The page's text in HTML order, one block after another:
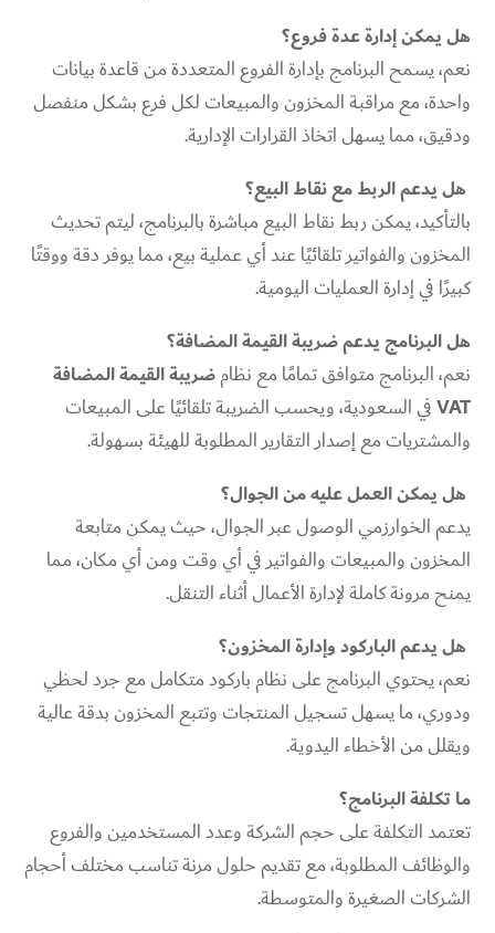
هل يمكن إدارة عدة فروع؟
نعم، يسمح البرنامج بإدارة الفروع المتعددة من قاعدة بيانات
واحدة، مع مراقبة المخزون والمبيعات لكل فرع بشكل منفصل
ودقيق، مما يسهل اتخاذ القرارات الإدارية.
هل يدعم الربط مع نقاط البيع؟
بالتأكيد، يمكن ربط نقاط البيع مباشرة بالبرنامج، ليتم تحديث
المخزون والفواتير تلقائيًا عند أي عملية بيع، مما يوفر دقة ووقتًا
كبيرًا في إدارة العمليات اليومية.
هل البرنامج يدعم ضريبة القيمة المضافة؟
نعم، البرنامج متوافق تمامًا مع نظامضريبة القيمة المضافة
VATفي السعودية، ويحسب الضريبة تلقائيًا على المبيعات
والمشتريات مع إصدار التقارير المطلوبة للهيئة بسهولة.
هل يمكن العمل عليه من الجوال؟
يدعم الخوارزمي الوصول عبر الجوال، حيث يمكن متابعة
المخزون والمبيعات والفواتير في أي وقت ومن أي مكان، مما
يمنح مرونة كاملة لإدارة الأعمال أثناء التنقل.
هل يدعم الباركود وإدارة المخزون؟
نعم، يحتوي البرنامج على نظام باركود متكامل مع جرد لحظي
ودوري، ما يسهل تسجيل المنتجات وتتبع المخزون بدقة عالية
ويقلل من الأخطاء اليدوية.
ما تكلفة البرنامج؟
تعتمد التكلفة على حجم الشركة وعدد المستخدمين والفروع
والوظائف المطلوبة، مع تقديم حلول مرنة تناسب مختلف أحجام
الشركات الصغيرة والمتوسطة.